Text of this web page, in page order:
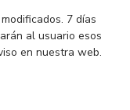
7 días
al usuario esos
en nuestra web.